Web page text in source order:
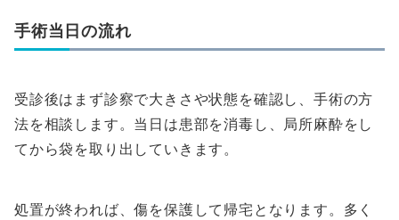
手術当日の流れ
受診後はまず診察で大きさや状態を確認し、手術の方
法を相談します。当日は患部を消毒し、局所麻酔をし
てから袋を取り出していきます。
処置が終われば、傷を保護して帰宅となります。多く